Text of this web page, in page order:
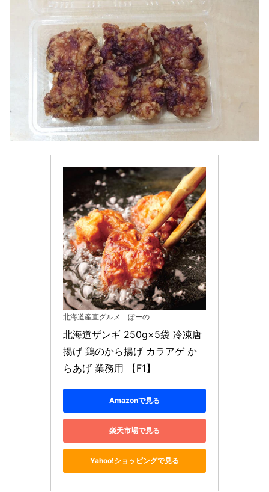
北海道産直グルメ ぼーの
北海道ザンギ 250g×5袋 冷凍唐
揚げ 鶏のから揚げ カラアゲ か
らあげ 業務用 【F1】
Amazonで見る
楽天市場で見る
Yahoo!ショッピングで見る